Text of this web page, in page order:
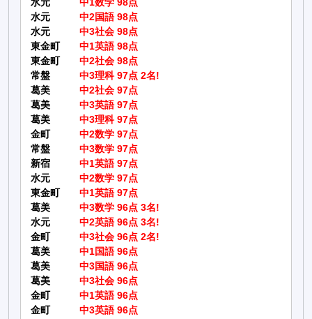
水元
中1数学 98点
水元
中2国語 98点
水元
中3社会 98点
東金町
中1英語 98点
東金町
中2社会 98点
常盤
中3理科 97点 2名!
葛美
中2社会 97点
葛美
中3英語 97点
葛美
中3理科 97点
金町
中2数学 97点
常盤
中3数学 97点
新宿
中1英語 97点
水元
中2数学 97点
東金町
中1英語 97点
葛美
中3数学 96点 3名!
水元
中2英語 96点 3名!
金町
中3社会 96点 2名!
葛美
中1国語 96点
葛美
中3国語 96点
葛美
中3社会 96点
金町
中1英語 96点
金町
中3英語 96点